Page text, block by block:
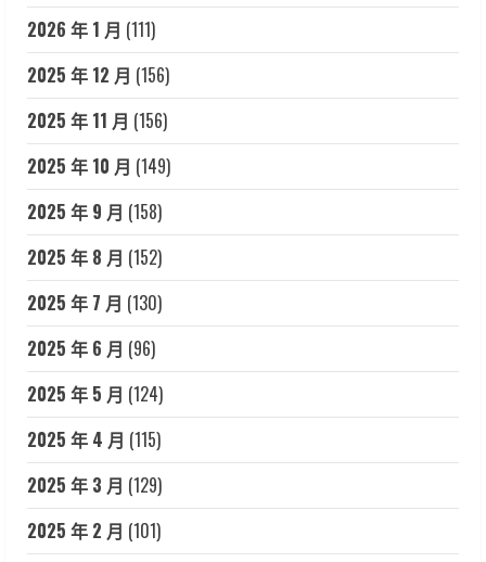
2026 年 1 月 (111)
2025 年 12 月 (156)
2025 年 11 月 (156)
2025 年 10 月 (149)
2025 年 9 月 (158)
2025 年 8 月 (152)
2025 年 7 月 (130)
2025 年 6 月 (96)
2025 年 5 月 (124)
2025 年 4 月 (115)
2025 年 3 月 (129)
2025 年 2 月 (101)